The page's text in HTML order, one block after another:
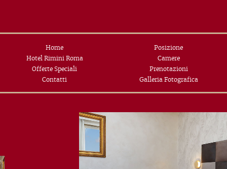
Home
Posizione
Hotel Rimini Roma
Camere
Offerte Speciali
Prenotazioni
Contatti
Galleria Fotografica